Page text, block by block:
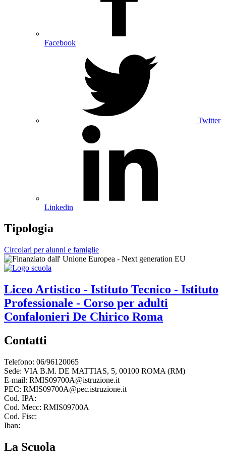
Facebook
Twitter
Linkedin
Tipologia
Circolari per alunni e famiglie
Liceo Artistico - Istituto Tecnico - Istituto
Professionale - Corso per adulti
Confalonieri De Chirico Roma
Contatti
Telefono: 06/96120065
Sede: VIA B.M. DE MATTIAS, 5, 00100 ROMA (RM)
E-mail: RMIS09700A@istruzione.it
PEC: RMIS09700A@pec.istruzione.it
Cod. IPA:
Cod. Mecc: RMIS09700A
Cod. Fisc:
Iban:
La Scuola